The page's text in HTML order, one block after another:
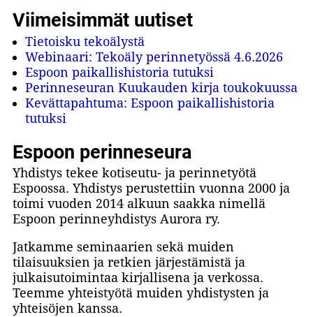
Viimeisimmät uutiset
Tietoisku tekoälystä
Webinaari: Tekoäly perinnetyössä 4.6.2026
Espoon paikallishistoria tutuksi
Perinneseuran Kuukauden kirja toukokuussa
Kevättapahtuma: Espoon paikallishistoria
tutuksi
Espoon perinneseura
Yhdistys tekee kotiseutu- ja perinnetyötä
Espoossa. Yhdistys perustettiin vuonna 2000 ja
toimi vuoden 2014 alkuun saakka nimellä
Espoon perinneyhdistys Aurora ry.
Jatkamme seminaarien sekä muiden
tilaisuuksien ja retkien järjestämistä ja
julkaisutoimintaa kirjallisena ja verkossa.
Teemme yhteistyötä muiden yhdistysten ja
yhteisöjen kanssa.